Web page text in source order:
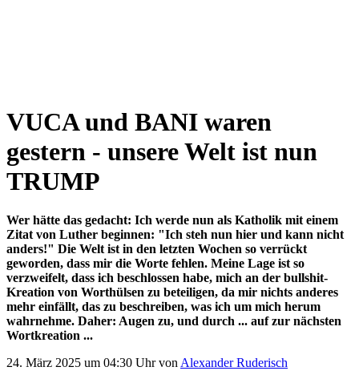
VUCA und BANI waren
gestern - unsere Welt ist nun
TRUMP
Wer hätte das gedacht: Ich werde nun als Katholik mit einem
Zitat von Luther beginnen: "Ich steh nun hier und kann nicht
anders!" Die Welt ist in den letzten Wochen so verrückt
geworden, dass mir die Worte fehlen. Meine Lage ist so
verzweifelt, dass ich beschlossen habe, mich an der bullshit-
Kreation von Worthülsen zu beteiligen, da mir nichts anderes
mehr einfällt, das zu beschreiben, was ich um mich herum
wahrnehme. Daher: Augen zu, und durch ... auf zur nächsten
Wortkreation ...
24. März 2025 um 04:30 Uhr von Alexander Ruderisch